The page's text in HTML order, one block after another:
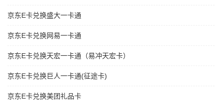
京东E卡兑换盛大一卡通
京东E卡兑换网易一卡通
京东E卡兑换天宏一卡通（易冲天宏卡）
京东E卡兑换巨人一卡通(征途卡)
京东E卡兑换美团礼品卡